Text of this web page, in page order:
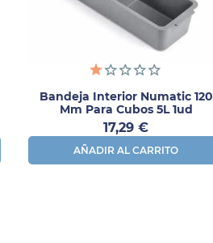
Bandeja Interior Numatic 120
Mm Para Cubos 5L 1ud
Precio
17,29 €
AÑADIR AL CARRITO